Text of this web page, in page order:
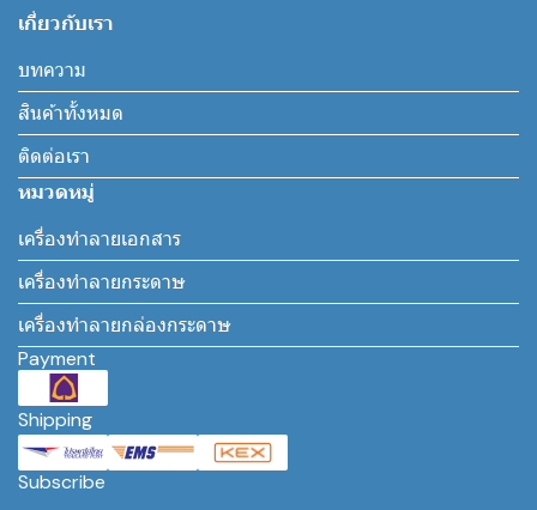
เกี่ยวกับเรา
บทความ
สินค้าทั้งหมด
ติดต่อเรา
หมวดหมู่
เครื่องทำลายเอกสาร
เครื่องทำลายกระดาษ
เครื่องทำลายกล่องกระดาษ
Payment
Shipping
Subscribe